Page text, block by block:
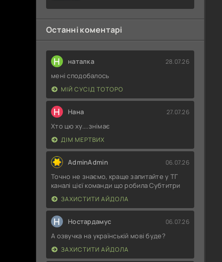
Останні коментарі
Н наталка 28.07.26
мені сподобалось
МІЙ СУСІД ТОТОРО
Н Нана 27.07.26
Хто цю ху....знімає
ДІМ МЕРТВИХ
AdminAdmin 06.07.26
Точно не знаємо, краще запитайте у ТГ
каналі цієї команди що робила Субтитри
ЗАХИСТИТИ АЙДОЛА
Н Ностардамус 06.07.26
А озвучка на українській мові буде?
ЗАХИСТИТИ АЙДОЛА